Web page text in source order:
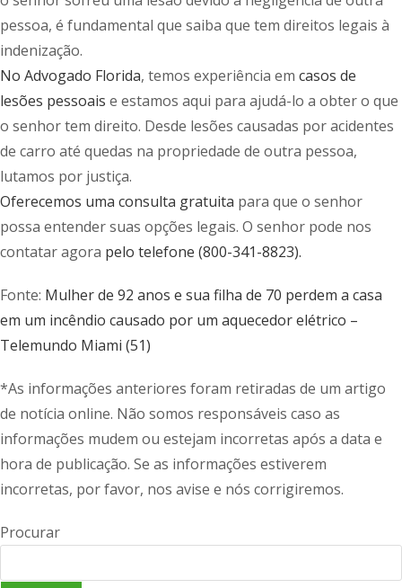
pessoa, é fundamental que saiba que tem direitos legais à
indenização.
No Advogado Florida, temos experiência em casos de
lesões pessoais e estamos aqui para ajudá-lo a obter o que
o senhor tem direito. Desde lesões causadas por acidentes
de carro até quedas na propriedade de outra pessoa,
lutamos por justiça.
Oferecemos uma consulta gratuita para que o senhor
possa entender suas opções legais. O senhor pode nos
contatar agora pelo telefone (800-341-8823).
Fonte: Mulher de 92 anos e sua filha de 70 perdem a casa
em um incêndio causado por um aquecedor elétrico –
Telemundo Miami (51)
*As informações anteriores foram retiradas de um artigo
de notícia online. Não somos responsáveis caso as
informações mudem ou estejam incorretas após a data e
hora de publicação. Se as informações estiverem
incorretas, por favor, nos avise e nós corrigiremos.
Procurar